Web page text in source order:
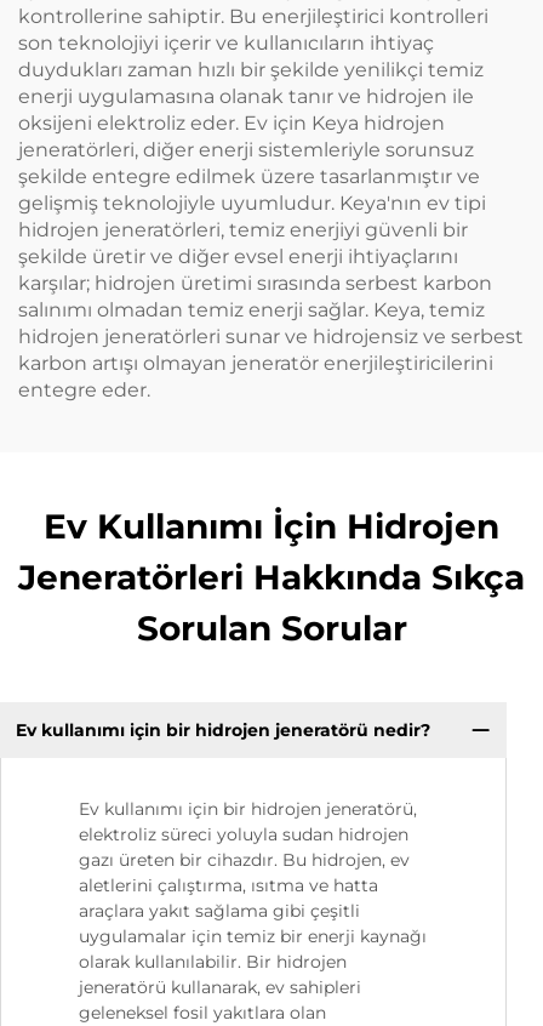
kontrollerine sahiptir. Bu enerjileştirici kontrolleri
son teknolojiyi içerir ve kullanıcıların ihtiyaç
duydukları zaman hızlı bir şekilde yenilikçi temiz
enerji uygulamasına olanak tanır ve hidrojen ile
oksijeni elektroliz eder. Ev için Keya hidrojen
jeneratörleri, diğer enerji sistemleriyle sorunsuz
şekilde entegre edilmek üzere tasarlanmıştır ve
gelişmiş teknolojiyle uyumludur. Keya'nın ev tipi
hidrojen jeneratörleri, temiz enerjiyi güvenli bir
şekilde üretir ve diğer evsel enerji ihtiyaçlarını
karşılar; hidrojen üretimi sırasında serbest karbon
salınımı olmadan temiz enerji sağlar. Keya, temiz
hidrojen jeneratörleri sunar ve hidrojensiz ve serbest
karbon artışı olmayan jeneratör enerjileştiricilerini
entegre eder.
Ev Kullanımı İçin Hidrojen
Jeneratörleri Hakkında Sıkça
Sorulan Sorular
Ev kullanımı için bir hidrojen jeneratörü nedir?
Ev kullanımı için bir hidrojen jeneratörü,
elektroliz süreci yoluyla sudan hidrojen
gazı üreten bir cihazdır. Bu hidrojen, ev
aletlerini çalıştırma, ısıtma ve hatta
araçlara yakıt sağlama gibi çeşitli
uygulamalar için temiz bir enerji kaynağı
olarak kullanılabilir. Bir hidrojen
jeneratörü kullanarak, ev sahipleri
geleneksel fosil yakıtlara olan